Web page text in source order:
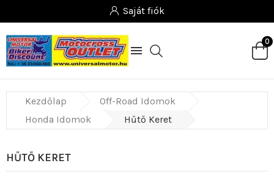
Saját fiók

0
Kezdőlap
Off-Road Idomok
Honda Idomok
Hűtő Keret
HŰTŐ KERET